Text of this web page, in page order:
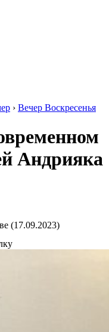
› Вечер Воскресенья
Андрияка
(17.09.2023)